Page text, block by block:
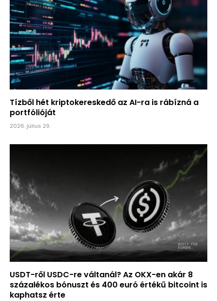
Tízből hét kriptokereskedő az AI-ra is rábízná a
portfólióját
2026. július 29.
USDT-ről USDC-re váltanál? Az OKX-en akár 8
százalékos bónuszt és 400 euró értékű bitcoint is
kaphatsz érte